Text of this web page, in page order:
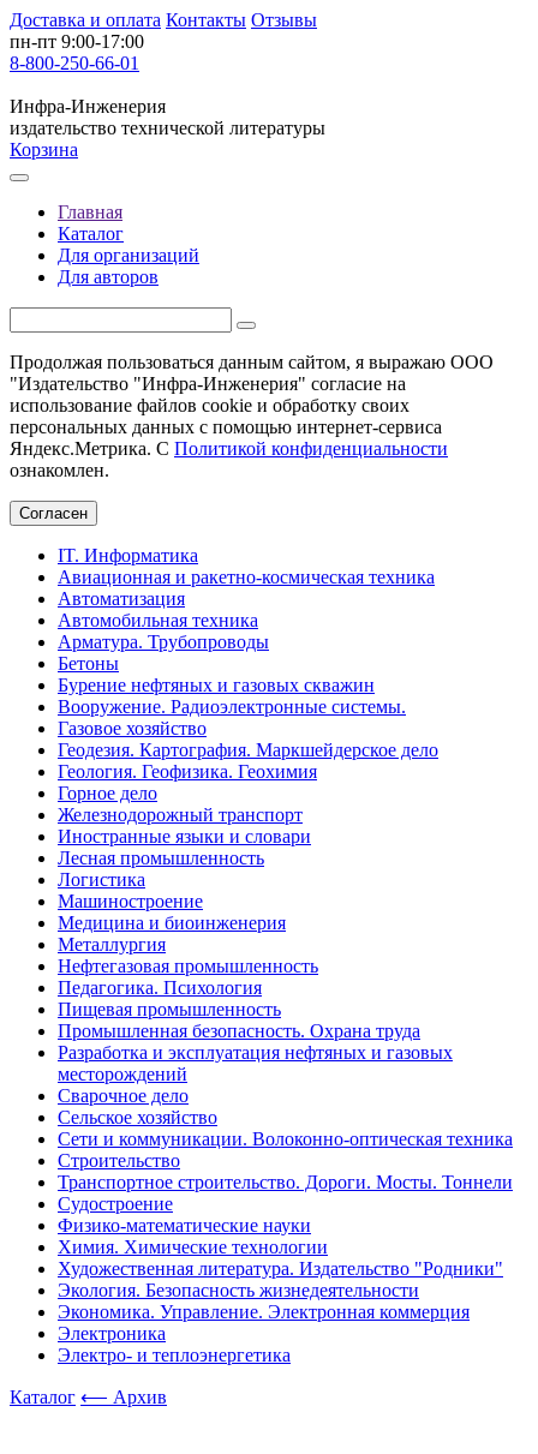
Доставка и оплата Контакты Отзывы
пн-пт 9:00-17:00
8-800-250-66-01
Инфра-Инженерия
издательство технической литературы
Корзина
Главная
Каталог
Для организаций
Для авторов
Продолжая пользоваться данным сайтом, я выражаю ООО
"Издательство "Инфра-Инженерия" согласие на
использование файлов cookie и обработку своих
персональных данных с помощью интернет-сервиса
Яндекс.Метрика. С Политикой конфиденциальности
ознакомлен.
Согласен
IT. Информатика
Авиационная и ракетно-космическая техника
Автоматизация
Автомобильная техника
Арматура. Трубопроводы
Бетоны
Бурение нефтяных и газовых скважин
Вооружение. Радиоэлектронные системы.
Газовое хозяйство
Геодезия. Картография. Маркшейдерское дело
Геология. Геофизика. Геохимия
Горное дело
Железнодорожный транспорт
Иностранные языки и словари
Лесная промышленность
Логистика
Машиностроение
Медицина и биоинженерия
Металлургия
Нефтегазовая промышленность
Педагогика. Психология
Пищевая промышленность
Промышленная безопасность. Охрана труда
Разработка и эксплуатация нефтяных и газовых
месторождений
Сварочное дело
Сельское хозяйство
Сети и коммуникации. Волоконно-оптическая техника
Строительство
Транспортное строительство. Дороги. Мосты. Тоннели
Судостроение
Физико-математические науки
Химия. Химические технологии
Художественная литература. Издательство "Родники"
Экология. Безопасность жизнедеятельности
Экономика. Управление. Электронная коммерция
Электроника
Электро- и теплоэнергетика
Каталог ⟵ Архив